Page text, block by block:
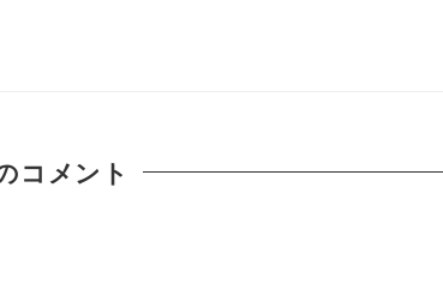
コメント